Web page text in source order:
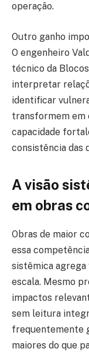
operação.
Outro ganho
O engenheiro
técnico da
interpretar
identificar
transformem em
capacidade
consistência das
A visão
em obras
Obras de maior
essa
sistêmica
escala. Mesmo
impactos
sem leitura
frequentemente
maiores do que